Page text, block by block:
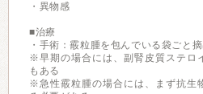
・異物感
■治療
・手術：霰粒腫を包んでいる袋ごと
※早期の場合には、副腎皮質ステロ
もある
※急性霰粒腫の場合には、まず抗生